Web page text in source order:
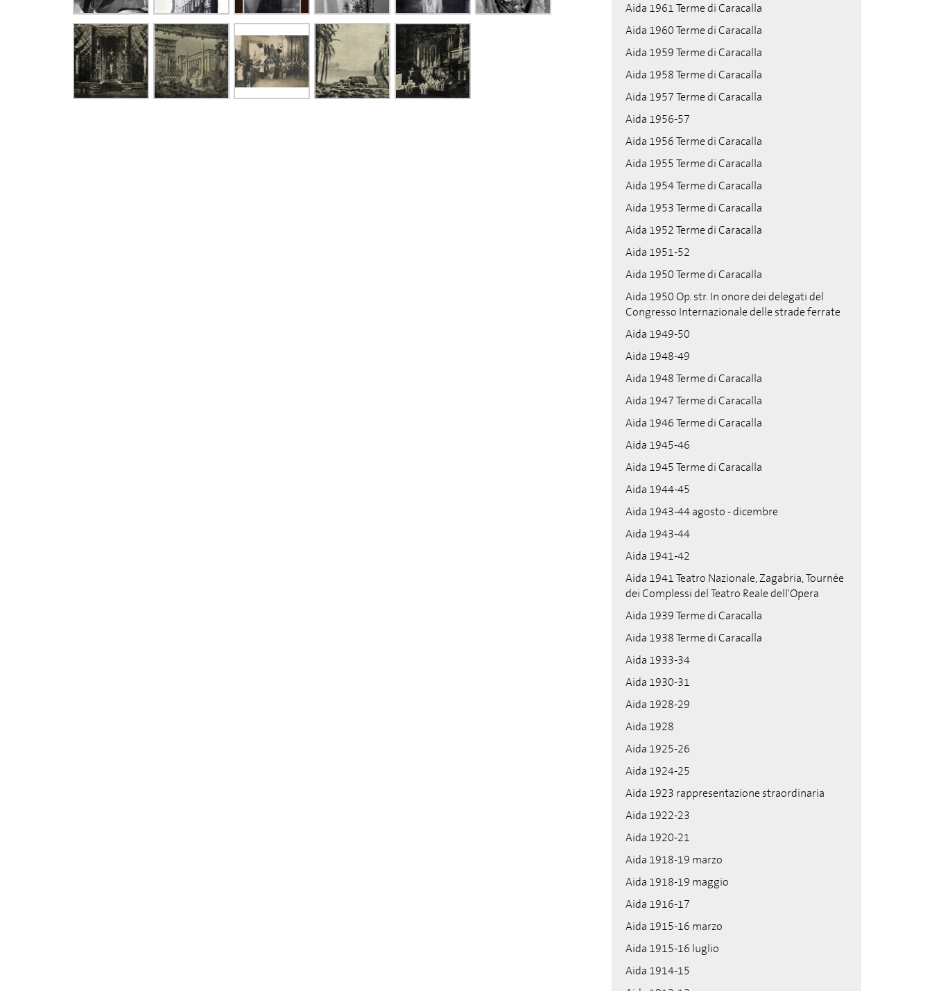
Aida 1961 Terme di Caracalla
Aida 1960 Terme di Caracalla
Aida 1959 Terme di Caracalla
Aida 1958 Terme di Caracalla
Aida 1957 Terme di Caracalla
Aida 1956-57
Aida 1956 Terme di Caracalla
Aida 1955 Terme di Caracalla
Aida 1954 Terme di Caracalla
Aida 1953 Terme di Caracalla
Aida 1952 Terme di Caracalla
Aida 1951-52
Aida 1950 Terme di Caracalla
Aida 1950 Op. str. In onore dei delegati del
Congresso Internazionale delle strade ferrate
Aida 1949-50
Aida 1948-49
Aida 1948 Terme di Caracalla
Aida 1947 Terme di Caracalla
Aida 1946 Terme di Caracalla
Aida 1945-46
Aida 1945 Terme di Caracalla
Aida 1944-45
Aida 1943-44 agosto - dicembre
Aida 1943-44
Aida 1941-42
Aida 1941 Teatro Nazionale, Zagabria, Tournée
dei Complessi del Teatro Reale dell'Opera
Aida 1939 Terme di Caracalla
Aida 1938 Terme di Caracalla
Aida 1933-34
Aida 1930-31
Aida 1928-29
Aida 1928
Aida 1925-26
Aida 1924-25
Aida 1923 rappresentazione straordinaria
Aida 1922-23
Aida 1920-21
Aida 1918-19 marzo
Aida 1918-19 maggio
Aida 1916-17
Aida 1915-16 marzo
Aida 1915-16 luglio
Aida 1914-15